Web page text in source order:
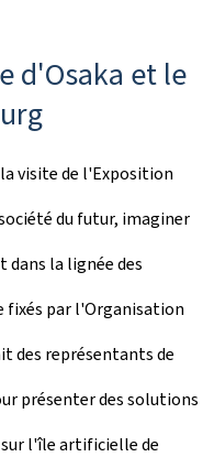
d'Osaka et le
visite de l'Exposition
du futur, imaginer
dans la lignée des
fixés par l'Organisation
des représentants de
présenter des solutions
sur l'île artificielle de